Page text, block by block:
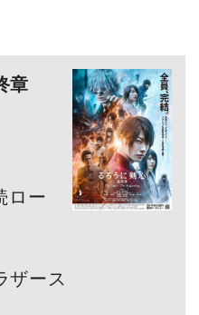
章
ロー
ザース